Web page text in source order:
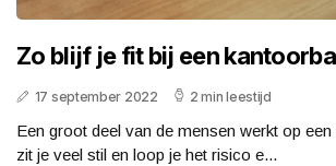
Zo blijf je fit bij een
17 september 2022 2 min leestijd
Een groot deel van de mensen werkt op
zit je veel stil en loop je het risico e...